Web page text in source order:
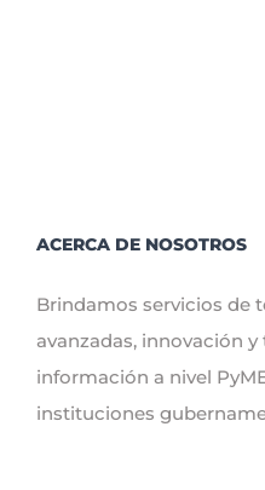
ACERCA DE NOSOTROS
Brindamos servicios de
avanzadas, innovación
información a nivel
instituciones